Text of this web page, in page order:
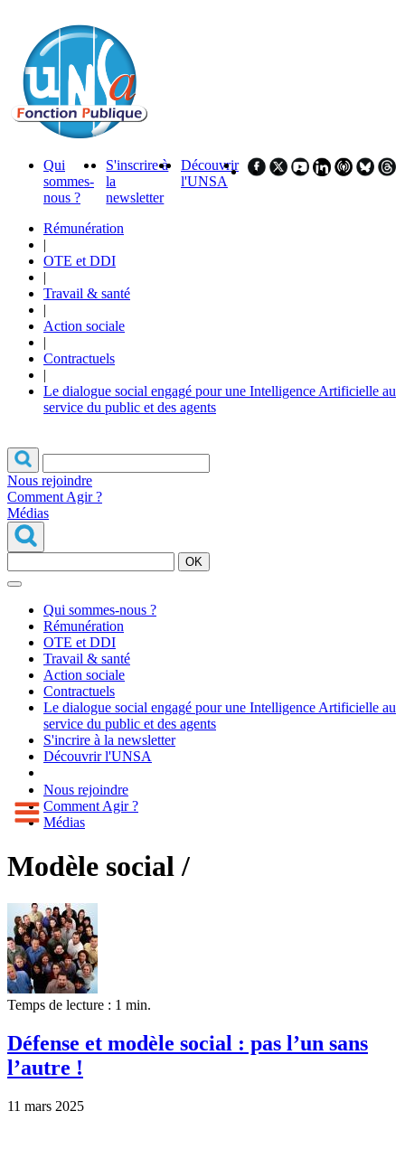
Qui
sommes-
nous ?
S'inscrire à
la
newsletter
Découvrir
l'UNSA
Rémunération
|
OTE et DDI
|
Travail & santé
|
Action sociale
|
Contractuels
|
Le dialogue social engagé pour une Intelligence Artificielle au
service du public et des agents
Nous rejoindre
Comment Agir ?
Médias
OK
Qui sommes-nous ?
Rémunération
OTE et DDI
Travail & santé
Action sociale
Contractuels
Le dialogue social engagé pour une Intelligence Artificielle au
service du public et des agents
S'incrire à la newsletter
Découvrir l'UNSA
Nous rejoindre
Comment Agir ?
Médias
Modèle social /
Temps de lecture : 1 min.
Défense et modèle social : pas l’un sans
l’autre !
11 mars 2025